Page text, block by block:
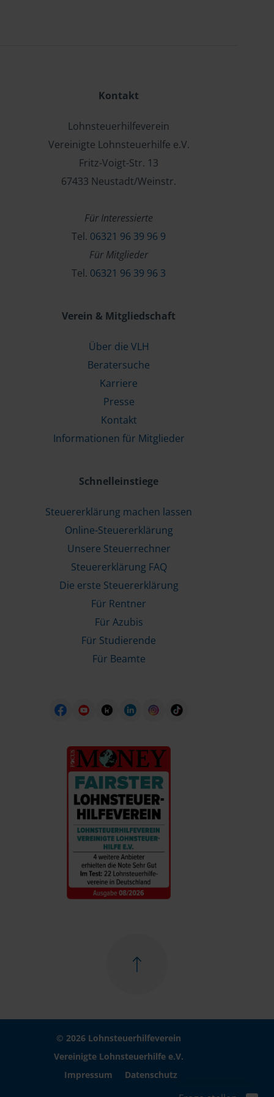
Kontakt
Lohnsteuerhilfeverein
Vereinigte Lohnsteuerhilfe e.V.
Fritz-Voigt-Str. 13
67433 Neustadt/Weinstr.
Für Interessierte
Tel. 06321 96 39 96 9
Für Mitglieder
Tel. 06321 96 39 96 3
Verein & Mitgliedschaft
Über die VLH
Beratersuche
Karriere
Presse
Kontakt
Informationen für Mitglieder
Schnelleinstiege
Steuererklärung machen lassen
Online-Steuererklärung
Unsere Steuerrechner
Steuererklärung FAQ
Die erste Steuererklärung
Für Rentner
Für Azubis
Für Studierende
Für Beamte
© 2026 Lohnsteuerhilfeverein
Vereinigte Lohnsteuerhilfe e.V.
Impressum
Datenschutz